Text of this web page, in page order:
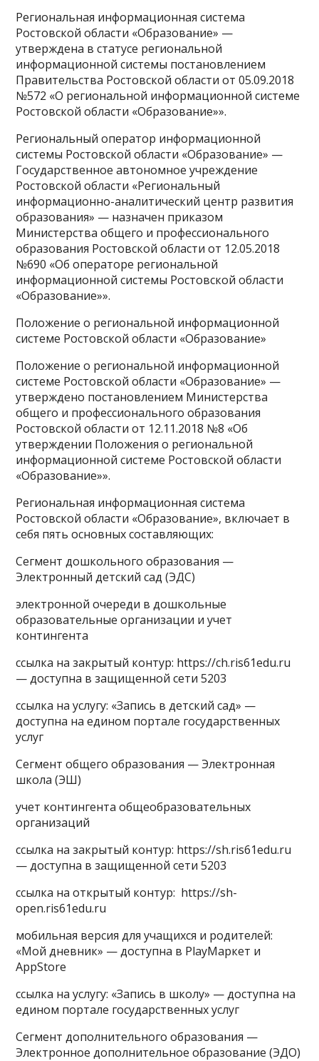
Региональная информационная система
Ростовской области «Образование» —
утверждена в статусе региональной
информационной системы постановлением
Правительства Ростовской области от 05.09.2018
№572 «О региональной информационной системе
Ростовской области «Образование»».
Региональный оператор информационной
системы Ростовской области «Образование» —
Государственное автономное учреждение
Ростовской области «Региональный
информационно-аналитический центр развития
образования» — назначен приказом
Министерства общего и профессионального
образования Ростовской области от 12.05.2018
№690 «Об операторе региональной
информационной системы Ростовской области
«Образование»».
Положение о региональной информационной
системе Ростовской области «Образование»
Положение о региональной информационной
системе Ростовской области «Образование» —
утверждено постановлением Министерства
общего и профессионального образования
Ростовской области от 12.11.2018 №8 «Об
утверждении Положения о региональной
информационной системе Ростовской области
«Образование»».
Региональная информационная система
Ростовской области «Образование», включает в
себя пять основных составляющих:
Сегмент дошкольного образования —
Электронный детский сад (ЭДС)
электронной очереди в дошкольные
образовательные организации и учет
контингента
ссылка на закрытый контур: https://ch.ris61edu.ru
— доступна в защищенной сети 5203
ссылка на услугу: «Запись в детский сад» —
доступна на едином портале государственных
услуг
Сегмент общего образования — Электронная
школа (ЭШ)
учет контингента общеобразовательных
организаций
ссылка на закрытый контур: https://sh.ris61edu.ru
— доступна в защищенной сети 5203
ссылка на открытый контур: https://sh-
open.ris61edu.ru
мобильная версия для учащихся и родителей:
«Мой дневник» — доступна в PlayМаркет и
AppStore
ссылка на услугу: «Запись в школу» — доступна на
едином портале государственных услуг
Сегмент дополнительного образования —
Электронное дополнительное образование (ЭДО)